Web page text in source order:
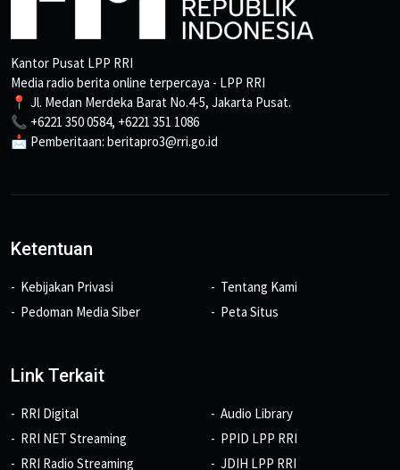
Kantor Pusat LPP RRI
Media radio berita online terpercaya - LPP RRI
📍 Jl. Medan Merdeka Barat No.4-5, Jakarta Pusat.
📞 +6221 350 0584, +6221 351 1086
📩 Pemberitaan: beritapro3@rri.go.id
Ketentuan
Kebijakan Privasi
Pedoman Media Siber
Tentang Kami
Peta Situs
Link Terkait
RRI Digital
RRI NET Streaming
RRI Radio Streaming
Audio Library
PPID LPP RRI
JDIH LPP RRI